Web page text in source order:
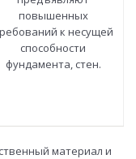
повышенных
к несущей
способности
фундамента, стен.
материал и